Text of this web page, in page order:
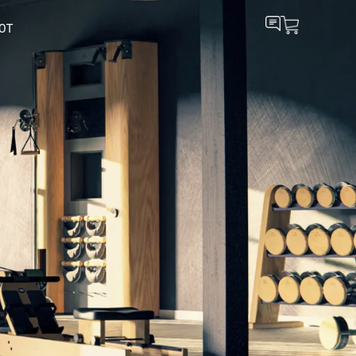
Sprintbok V2
Armcykel
Prismatch